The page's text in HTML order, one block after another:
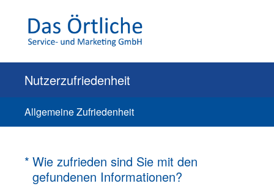
Nutzerzufriedenheit
Allgemeine Zufriedenheit
* Wie zufrieden sind Sie mit den
gefundenen Informationen?
(Erforderlich.)